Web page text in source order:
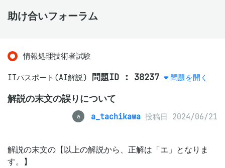
助け合いフォーラム
情報処理技術者試験
ITパスポート(AI解説) 問題ID : 38237 問題を開く
解説の末文の誤りについて
a a_tachikawa 投稿日 2024/06/21
解説の末文の【以上の解説から、正解は「エ」となりま
す。】